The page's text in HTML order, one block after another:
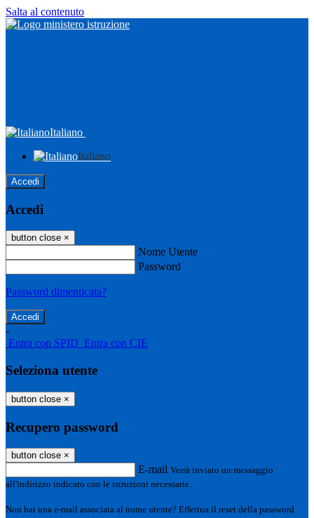
Salta al contenuto
Italiano
Italiano
Accedi
Accedi
button close ×
Nome Utente
Password
Password dimenticata?
-
Entra con SPID Entra con CIE
Seleziona utente
button close ×
Recupero password
button close ×
E-mail Verrà inviato un messaggio
all'indirizzo indicato con le istruzioni necessarie.
Non hai una e-mail associata al nome utente? Effettua il reset della password